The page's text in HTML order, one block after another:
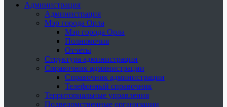
Администрация
Администрация
Мэр города Орла
Мэр города Орла
Полномочия
Отчеты
Структура администрации
Справочник администрации
Справочник администрации
Телефонный справочник
Территориальные управления
Подведомственные организации